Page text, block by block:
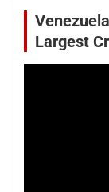
Largest